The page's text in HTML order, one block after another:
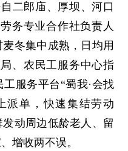
郎庙、厚坝、河口
务专业合作社负责人
冬集中成熟，日均用
、农民工服务中心指
服务平台“蜀我·会找
派单，快速集结劳动
动周边低龄老人、留
增收两不误。